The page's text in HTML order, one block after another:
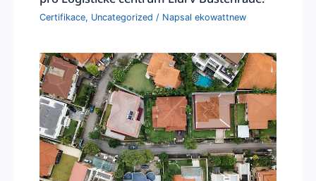
Certifikace, Uncategorized / Napsalekowattnew